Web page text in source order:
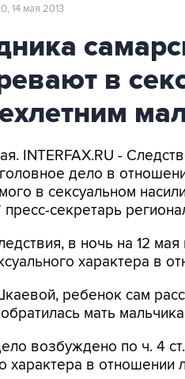
14 мая 2013
в
INTERFAX.RU -
дело в
в сексуальном
секретарь
в ночь на 12
характера в
ребенок сам
мать
возбуждено по ч. 4
характера в отношении